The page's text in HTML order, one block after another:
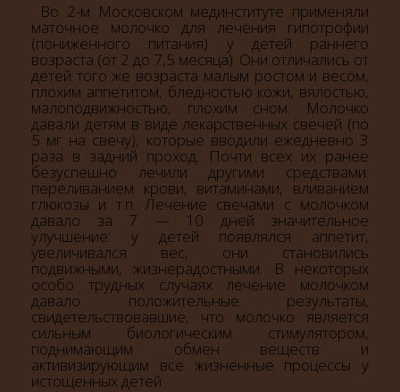
Во 2-м Московском мединституте применяли
маточное молочко для лечения гипотрофии
(пониженного питания) у детей раннего
возраста (от 2 до 7,5 месяца). Они отличались от
детей того же возраста малым ростом и весом,
плохим аппетитом, бледностью кожи, вялостью,
малоподвижностью, плохим сном. Молочко
давали детям в виде лекарственных свечей (по
5 мг на свечу), которые вводили ежедневно 3
раза в задний проход. Почти всех их ранее
безуспешно лечили другими средствами:
переливанием крови, витаминами, вливанием
глюкозы и т.п. Лечение свечами с молочком
давало за 7 — 10 дней значительное
улучшение: у детей появлялся аппетит,
увеличивался вес, они становились
подвижными, жизнерадостными. В некоторых
особо трудных случаях лечение молочком
давало положительные результаты,
свидетельствовавшие, что молочко является
сильным биологическим стимулятором,
поднимающим обмен веществ и
активизирующим все жизненные процессы у
истощенных детей.